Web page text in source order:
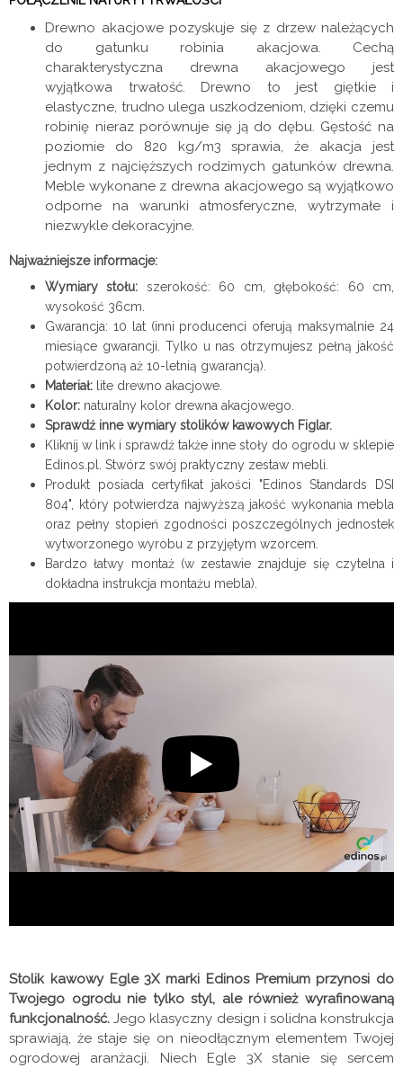
Drewno akacjowe pozyskuje się z drzew należących
do gatunku robinia akacjowa. Cechą
charakterystyczna drewna akacjowego jest
wyjątkowa trwałość. Drewno to jest giętkie i
elastyczne, trudno ulega uszkodzeniom, dzięki czemu
robinię nieraz porównuje się ją do dębu. Gęstość na
poziomie do 820 kg/m3 sprawia, że akacja jest
jednym z najcięższych rodzimych gatunków drewna.
Meble wykonane z drewna akacjowego są wyjątkowo
odporne na warunki atmosferyczne, wytrzymałe i
niezwykle dekoracyjne.
Najważniejsze informacje:
Wymiary stołu: szerokość: 60 cm, głębokość: 60 cm,
wysokość 36cm.
Gwarancja: 10 lat (inni producenci oferują maksymalnie 24
miesiące gwarancji. Tylko u nas otrzymujesz pełną jakość
potwierdzoną aż 10-letnią gwarancją).
Materiał: lite drewno akacjowe.
Kolor: naturalny kolor drewna akacjowego.
Sprawdź inne wymiary stolików kawowych Figlar.
Kliknij w link i sprawdź także inne stoły do ogrodu w sklepie
Edinos.pl. Stwórz swój praktyczny zestaw mebli.
Produkt posiada certyfikat jakości "Edinos Standards DSI
804", który potwierdza najwyższą jakość wykonania mebla
oraz pełny stopień zgodności poszczególnych jednostek
wytworzonego wyrobu z przyjętym wzorcem.
Bardzo łatwy montaż (w zestawie znajduje się czytelna i
dokładna instrukcja montażu mebla).
Stolik kawowy Egle 3X marki Edinos Premium przynosi do
Twojego ogrodu nie tylko styl, ale również wyrafinowaną
funkcjonalność. Jego klasyczny design i solidna konstrukcja
sprawiają, że staje się on nieodłącznym elementem Twojej
ogrodowej aranżacji. Niech Egle 3X stanie się sercem